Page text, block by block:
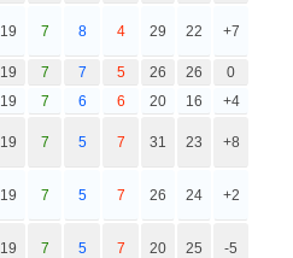
19 7 8 4 29 22 +7
19 7 7 5 26 26
0
19 7 6 6 20 16 +4
19 7 5 7 31 23 +8
19 7 5 7 26 24 +2
19 7 5 7 20 25 -5